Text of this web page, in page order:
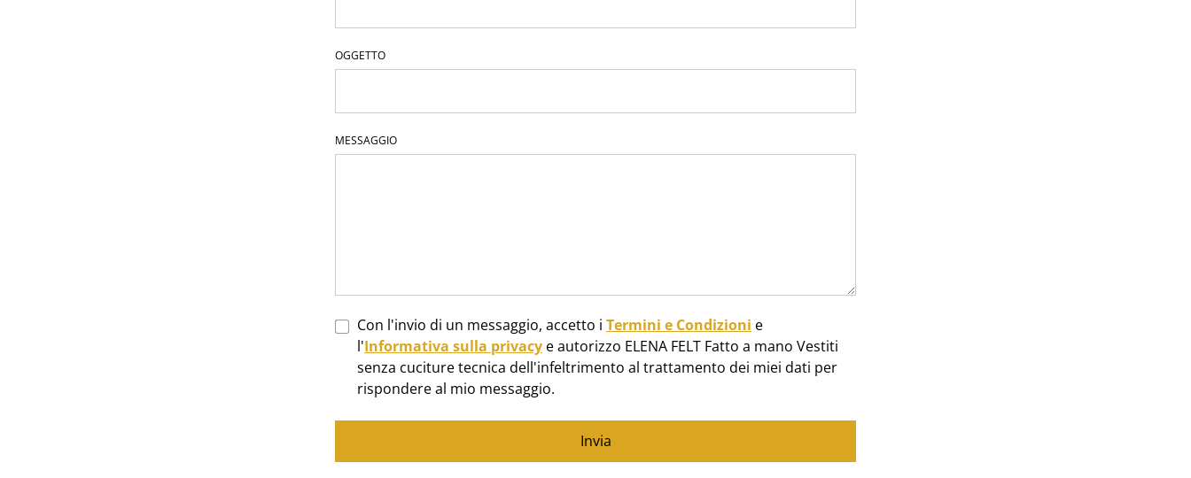
OGGETTO
MESSAGGIO
Con l'invio di un messaggio, accetto i Termini e Condizioni e
l'Informativa sulla privacy e autorizzo ELENA FELT Fatto a mano Vestiti
senza cuciture tecnica dell'infeltrimento al trattamento dei miei dati per
rispondere al mio messaggio.
Invia